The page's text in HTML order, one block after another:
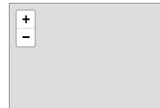
+
−